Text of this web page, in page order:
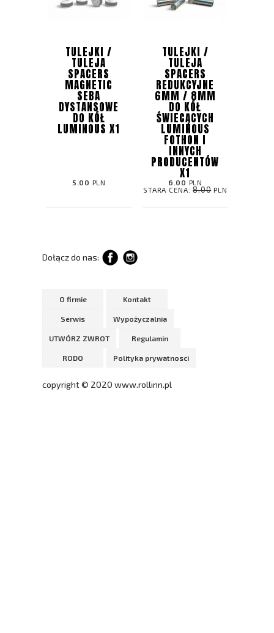
TULEJKI /
TULEJA
SPACERS
MAGNETIC
SEBA
DYSTANSOWE
DO KÓŁ
LUMINOUS X1
5.00 PLN
TULEJKI /
TULEJA
SPACERS
REDUKCYJNE
6MM / 8MM
DO KÓŁ
ŚWIECĄCYCH
LUMINOUS
FOTHON I
INNYCH
PRODUCENTÓW
X1
6.00 PLN
STARA CENA:8.00PLN
Dołącz do nas:
O firmie Kontakt
Serwis Wypożyczalnia
UTWÓRZ ZWROT Regulamin
RODO Polityka prywatnosci
copyright © 2020 www.rollinn.pl